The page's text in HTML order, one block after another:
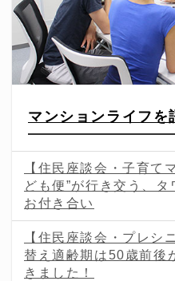
マンションライフを
【住民座談会・子育て
ども便”が行き交う、
お付き合い
【住民座談会・プレシ
替え適齢期は50歳前後
きました！